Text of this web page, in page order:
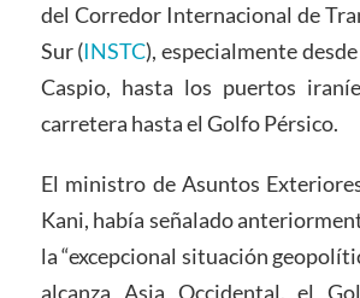
del Corredor Internacional de
Sur (INSTC), especialmente
Caspio, hasta los puertos
carretera hasta el Golfo Pérsico.
El ministro de Asuntos
Kani, había señalado
la “excepcional situación
alcanza Asia Occidental, el